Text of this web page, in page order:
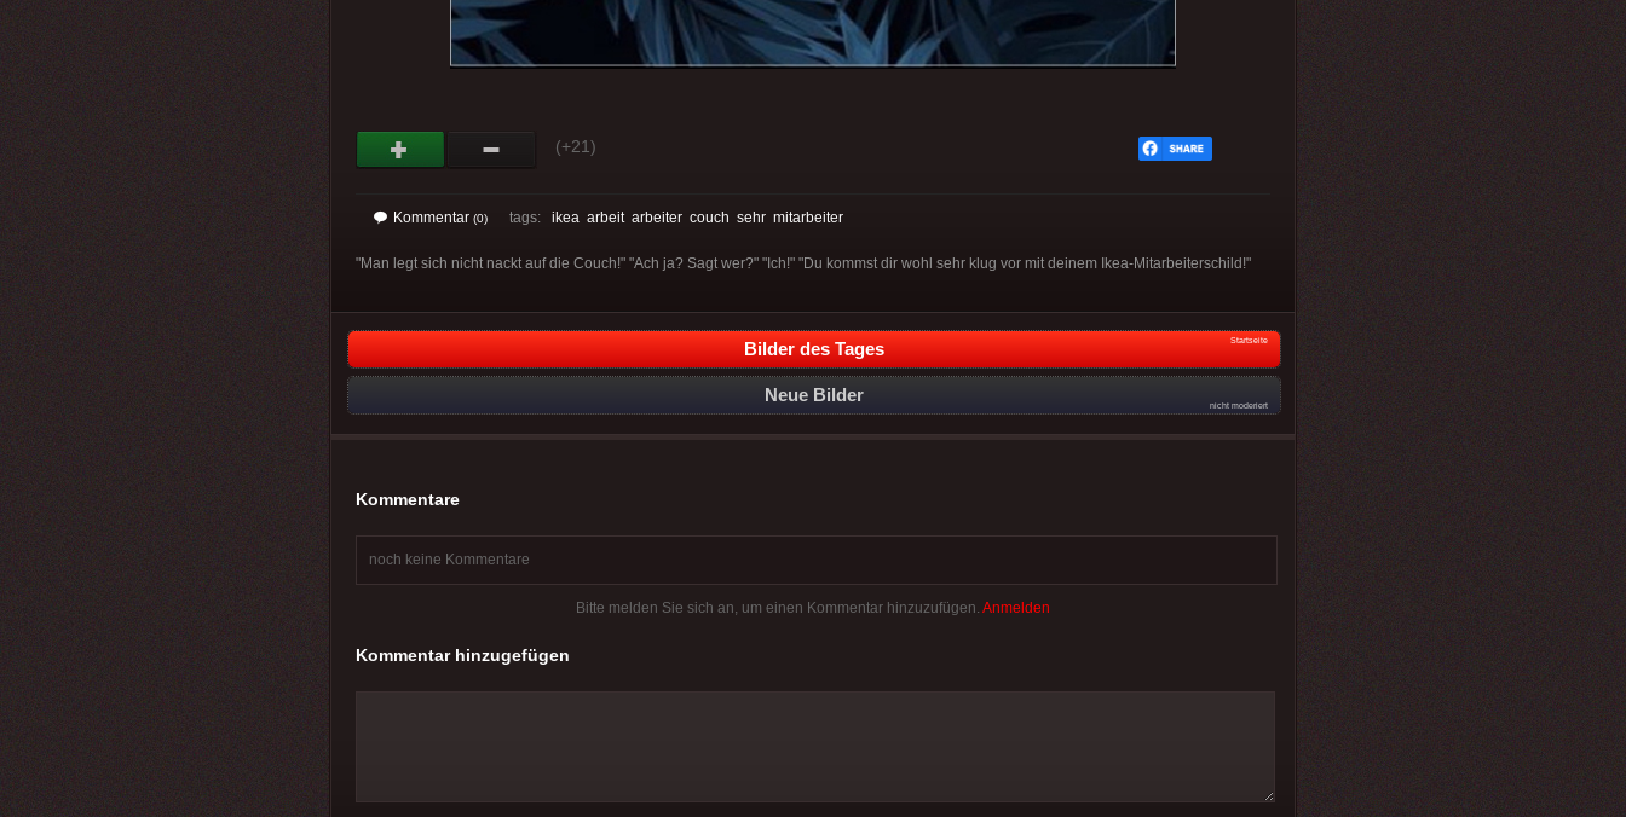
(+21)
Kommentar (0) tags: ikea arbeit arbeiter couch sehr mitarbeiter
"Man legt sich nicht nackt auf die Couch!" "Ach ja? Sagt wer?" "Ich!" "Du kommst dir wohl sehr klug vor mit deinem Ikea-Mitarbeiterschild!"
Bilder des Tages Startseite
Neue Bilder
nicht moderiert
Kommentare
noch keine Kommentare
Bitte melden Sie sich an, um einen Kommentar hinzuzufügen. Anmelden
Kommentar hinzugefügen